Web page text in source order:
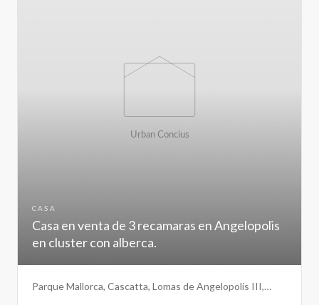
CASA
Casa en venta de 3 recamaras en Angelopolis
en cluster con alberca.
Parque Mallorca, Cascatta, Lomas de Angelopolis III,